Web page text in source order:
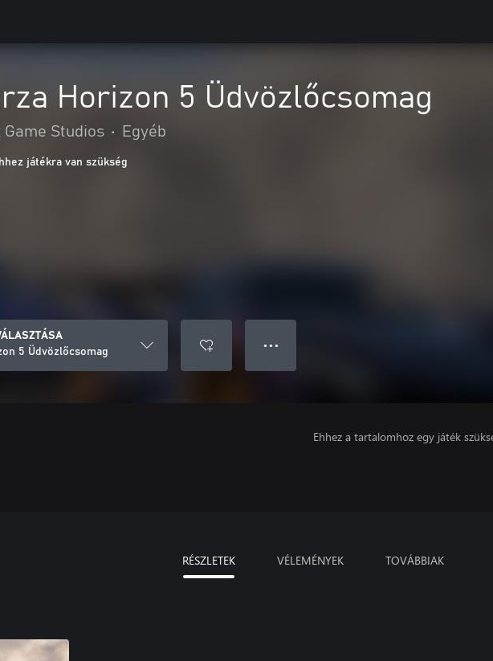
Horizon 5 Üdvözlőcsomag
Game Studios • Egyéb
játékra van szükség
5 Üdvözlőcsomag
● ● ●
Ehhez a tartalomhoz egy játék
RÉSZLETEK VÉLEMÉNYEK TOVÁBBIAK